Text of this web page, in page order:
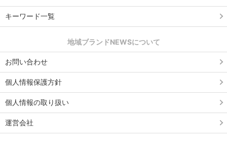
キーワード一覧
地域ブランドNEWSについて
お問い合わせ
個人情報保護方針
個人情報の取り扱い
運営会社